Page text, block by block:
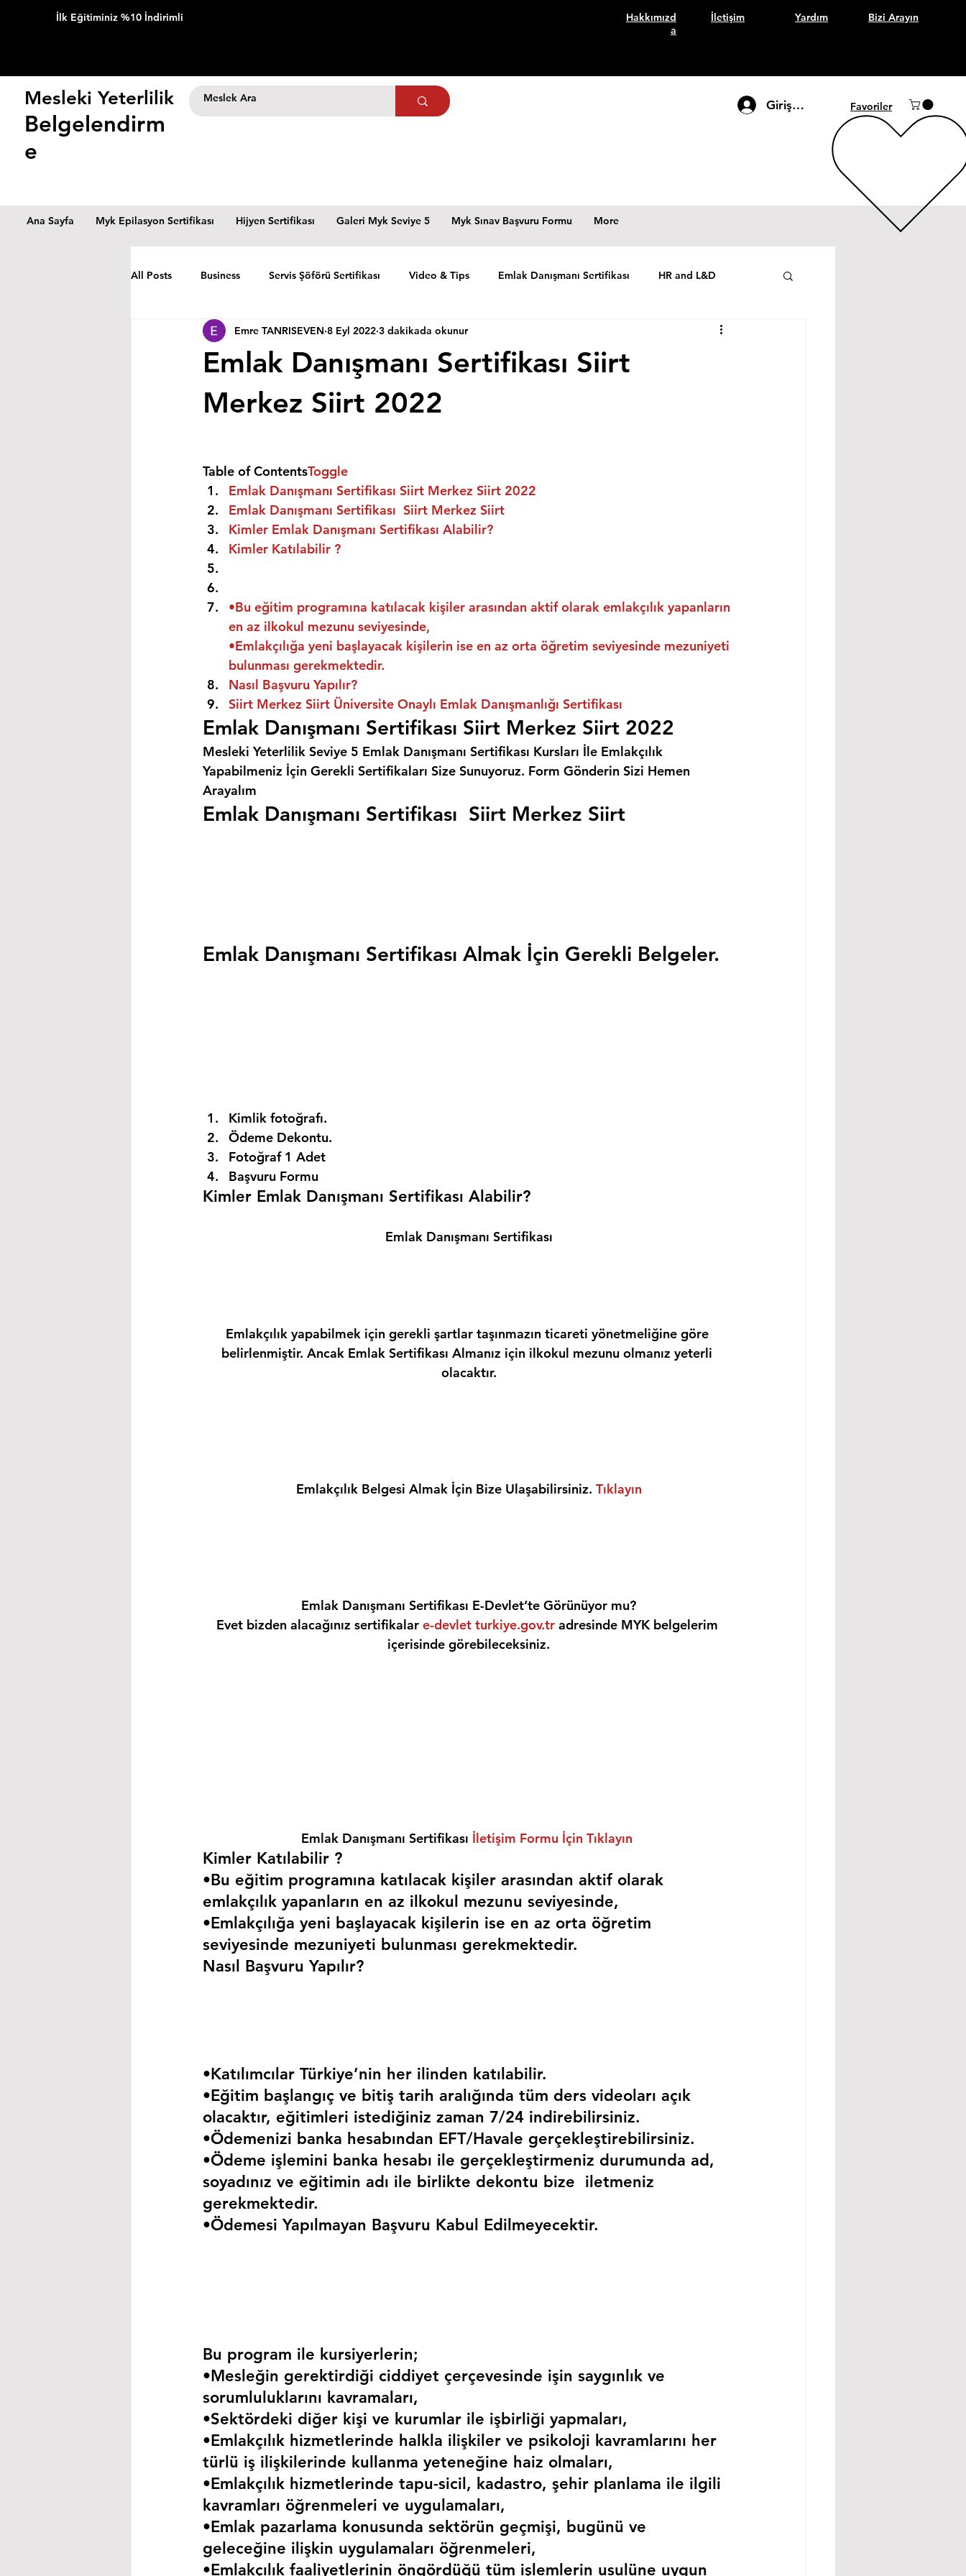
İlk Eğitiminiz %10 İndirimli
Hakkımızd
a
İletişim Yardım Bizi Arayın
Mesleki Yeterlilik
Belgelendirm
e
Giriş Yap Favoriler
Ana Sayfa Myk Epilasyon Sertifikası Hijyen Sertifikası Galeri Myk Seviye 5 Myk Sınav Başvuru Formu More
All Posts Business Servis Şöförü Sertifikası Video & Tips Emlak Danışmanı Sertifikası HR and L&D
Emlak Danışmanı Sertifikası Siirt
Merkez Siirt 2022
Emre TANRISEVEN 8 Eyl 2022 3 dakikada okunur
Table of ContentsToggle
Emlak Danışmanı Sertifikası Siirt Merkez Siirt 2022
Emlak Danışmanı Sertifikası  Siirt Merkez Siirt
Kimler Emlak Danışmanı Sertifikası Alabilir?
Kimler Katılabilir ?
•Bu eğitim programına katılacak kişiler arasından aktif olarak emlakçılık yapanların
en az ilkokul mezunu seviyesinde,
•Emlakçılığa yeni başlayacak kişilerin ise en az orta öğretim seviyesinde mezuniyeti
bulunması gerekmektedir.
Nasıl Başvuru Yapılır?
Siirt Merkez Siirt Üniversite Onaylı Emlak Danışmanlığı Sertifikası
Emlak Danışmanı Sertifikası Siirt Merkez Siirt 2022
Mesleki Yeterlilik Seviye 5 Emlak Danışmanı Sertifikası Kursları İle Emlakçılık
Yapabilmeniz İçin Gerekli Sertifikaları Size Sunuyoruz. Form Gönderin Sizi Hemen
Arayalım
Emlak Danışmanı Sertifikası  Siirt Merkez Siirt
Emlak Danışmanı Sertifikası Almak İçin Gerekli Belgeler.
Kimlik fotoğrafı.
Ödeme Dekontu.
Fotoğraf 1 Adet
Başvuru Formu
Kimler Emlak Danışmanı Sertifikası Alabilir?
Emlak Danışmanı Sertifikası
Emlakçılık yapabilmek için gerekli şartlar taşınmazın ticareti yönetmeliğine göre
belirlenmiştir. Ancak Emlak Sertifikası Almanız için ilkokul mezunu olmanız yeterli
olacaktır.
Emlakçılık Belgesi Almak İçin Bize Ulaşabilirsiniz. Tıklayın
Emlak Danışmanı Sertifikası E-Devlet’te Görünüyor mu?
Evet bizden alacağınız sertifikalar e-devlet turkiye.gov.tr adresinde MYK belgelerim
içerisinde görebileceksiniz.
Emlak Danışmanı Sertifikası İletişim Formu İçin Tıklayın
Kimler Katılabilir ?
•Bu eğitim programına katılacak kişiler arasından aktif olarak
emlakçılık yapanların en az ilkokul mezunu seviyesinde,
•Emlakçılığa yeni başlayacak kişilerin ise en az orta öğretim
seviyesinde mezuniyeti bulunması gerekmektedir.
Nasıl Başvuru Yapılır?
•Katılımcılar Türkiye’nin her ilinden katılabilir.
•Eğitim başlangıç ve bitiş tarih aralığında tüm ders videoları açık
olacaktır, eğitimleri istediğiniz zaman 7/24 indirebilirsiniz.
•Ödemenizi banka hesabından EFT/Havale gerçekleştirebilirsiniz.
•Ödeme işlemini banka hesabı ile gerçekleştirmeniz durumunda ad,
soyadınız ve eğitimin adı ile birlikte dekontu bize  iletmeniz
gerekmektedir.
•Ödemesi Yapılmayan Başvuru Kabul Edilmeyecektir.
Bu program ile kursiyerlerin;
•Mesleğin gerektirdiği ciddiyet çerçevesinde işin saygınlık ve
sorumluluklarını kavramaları,
•Sektördeki diğer kişi ve kurumlar ile işbirliği yapmaları,
•Emlakçılık hizmetlerinde halkla ilişkiler ve psikoloji kavramlarını her
türlü iş ilişkilerinde kullanma yeteneğine haiz olmaları,
•Emlakçılık hizmetlerinde tapu-sicil, kadastro, şehir planlama ile ilgili
kavramları öğrenmeleri ve uygulamaları,
•Emlak pazarlama konusunda sektörün geçmişi, bugünü ve
geleceğine ilişkin uygulamaları öğrenmeleri,
•Emlakçılık faaliyetlerinin öngördüğü tüm işlemlerin usulüne uygun